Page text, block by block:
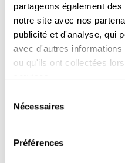
partageons également
notre site avec nos
publicité et d'analyse, qui
avec d'autres
ou qu'ils ont collectées
Nécessaires
Préférences
Kann een op enger
FNR